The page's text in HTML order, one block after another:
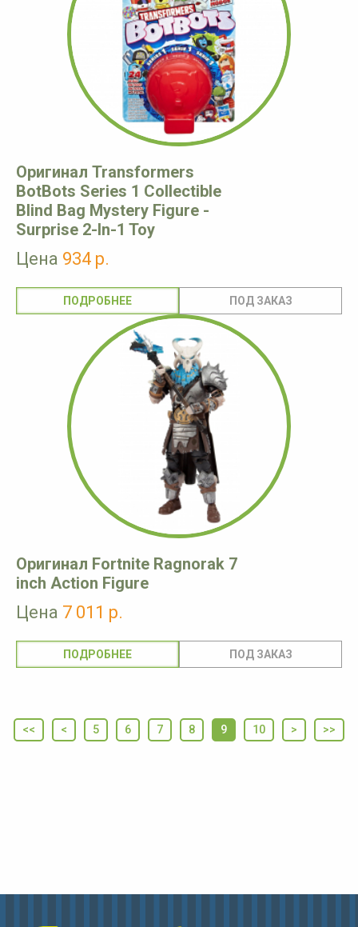
Оригинал Transformers
BotBots Series 1 Collectible
Blind Bag Mystery Figure -
Surprise 2-In-1 Toy
Цена 934 р.
ПОДРОБНЕЕ
Оригинал Fortnite Ragnorak 7
inch Action Figure
Цена 7 011 р.
ПОДРОБНЕЕ
<< < 5 6 7 8 9 10 > >>